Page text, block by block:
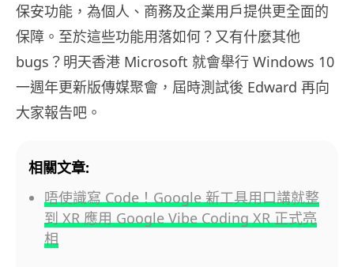
保安功能，為個人、商務及企業用戶提供更全面的
保障。至於這些功能用落如何？又有什麼其他
bugs？明天香港 Microsoft 就會舉行 Windows 10
一週年更新版傳媒聚會，屆時測試後 Edward 再向
大家報告吧。
相關文章:
唔使識寫 Code！Google 新工具用口講就整
到 XR 應用 Google Vibe Coding XR 正式亮
相